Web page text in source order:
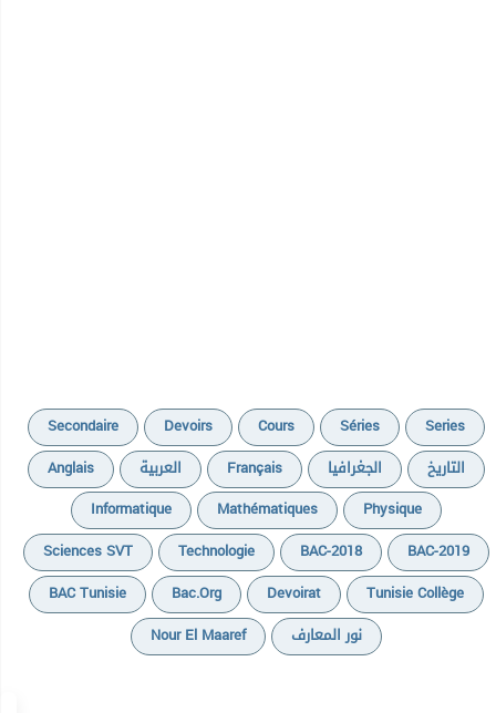
Secondaire Devoirs Cours Séries
Series
Anglais
العربية Français الجغرافيا
التاريخ
Informatique
Mathématiques
Physique
Sciences SVT
Technologie BAC-2018
BAC-2019
BAC Tunisie
Bac.org Devoirat
Tunisie Collège
Nour El Maaref
نور المعارف